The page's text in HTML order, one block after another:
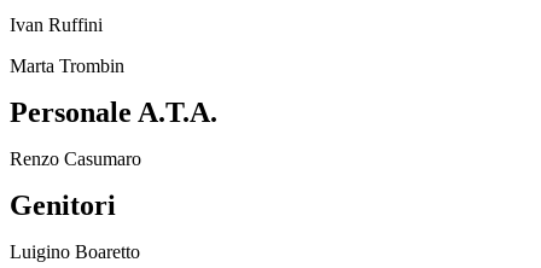
Ivan Ruffini
Marta Trombin
Personale A.T.A.
Renzo Casumaro
Genitori
Luigino Boaretto